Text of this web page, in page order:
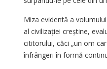
Miza evidentă a
al civilizației creștine,
cititorului, căci „un om
înfrângeri în formă